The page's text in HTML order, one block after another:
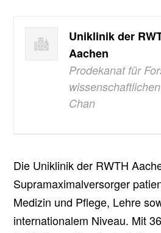
Uniklinik der
Aachen
Prodekanat für
Chan
Die Uniklinik der RWTH
Supramaximalversorger
Medizin und Pflege, Lehre
internationalem Niveau. Mit